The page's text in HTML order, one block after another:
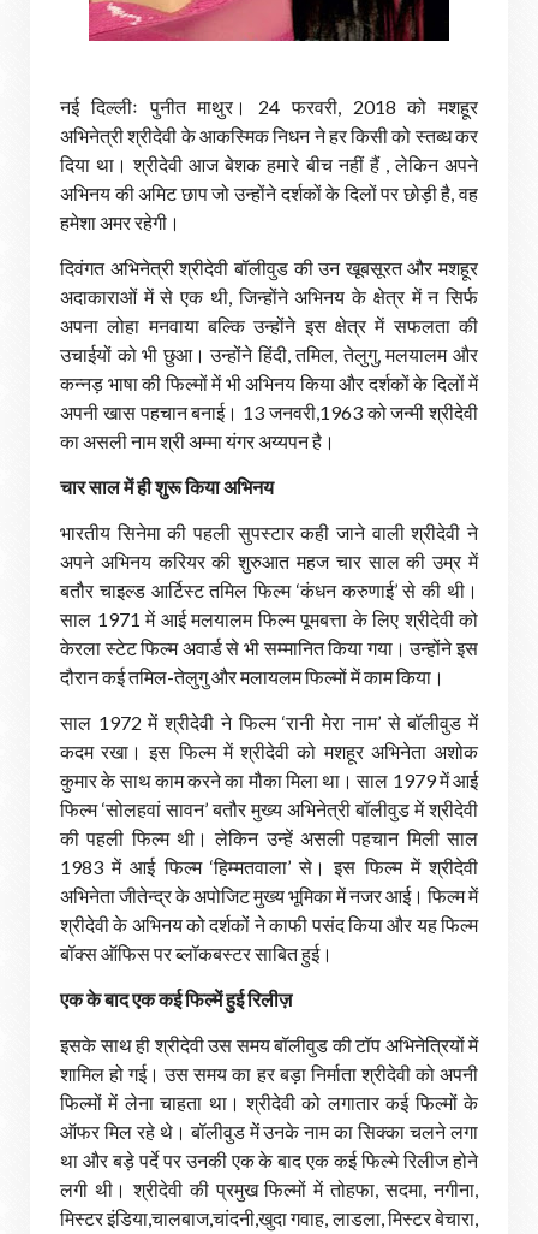
नई दिल्लीः पुनीत माथुर। 24 फरवरी, 2018 को मशहूर
अभिनेत्री श्रीदेवी के आकस्मिक निधन ने हर किसी को स्तब्ध कर
दिया था। श्रीदेवी आज बेशक हमारे बीच नहीं हैं , लेकिन अपने
अभिनय की अमिट छाप जो उन्होंने दर्शकों के दिलों पर छोड़ी है, वह
हमेशा अमर रहेगी।
दिवंगत अभिनेत्री श्रीदेवी बॉलीवुड की उन खूबसूरत और मशहूर
अदाकाराओं में से एक थी, जिन्होंने अभिनय के क्षेत्र में न सिर्फ
अपना लोहा मनवाया बल्कि उन्होंने इस क्षेत्र में सफलता की
उचाईयों को भी छुआ। उन्होंने हिंदी, तमिल, तेलुगु, मलयालम और
कन्नड़ भाषा की फिल्मों में भी अभिनय किया और दर्शकों के दिलों में
अपनी खास पहचान बनाई। 13 जनवरी,1963 को जन्मी श्रीदेवी
का असली नाम श्री अम्मा यंगर अय्यपन है।
चार साल में ही शुरू किया अभिनय
भारतीय सिनेमा की पहली सुपस्टार कही जाने वाली श्रीदेवी ने
अपने अभिनय करियर की शुरुआत महज चार साल की उम्र में
बतौर चाइल्ड आर्टिस्ट तमिल फिल्म ‘कंधन करुणाई’ से की थी।
साल 1971 में आई मलयालम फिल्म पूमबत्ता के लिए श्रीदेवी को
केरला स्टेट फिल्म अवार्ड से भी सम्मानित किया गया। उन्होंने इस
दौरान कई तमिल-तेलुगु और मलायलम फिल्मों में काम किया।
साल 1972 में श्रीदेवी ने फिल्म ‘रानी मेरा नाम’ से बॉलीवुड में
कदम रखा। इस फिल्म में श्रीदेवी को मशहूर अभिनेता अशोक
कुमार के साथ काम करने का मौका मिला था। साल 1979 में आई
फिल्म ‘सोलहवां सावन’ बतौर मुख्य अभिनेत्री बॉलीवुड में श्रीदेवी
की पहली फिल्म थी। लेकिन उन्हें असली पहचान मिली साल
1983 में आई फिल्म ‘हिम्मतवाला’ से। इस फिल्म में श्रीदेवी
अभिनेता जीतेन्द्र के अपोजिट मुख्य भूमिका में नजर आई। फिल्म में
श्रीदेवी के अभिनय को दर्शकों ने काफी पसंद किया और यह फिल्म
बॉक्स ऑफिस पर ब्लॉकबस्टर साबित हुई।
एक के बाद एक कई फिल्में हुई रिलीज़
इसके साथ ही श्रीदेवी उस समय बॉलीवुड की टॉप अभिनेत्रियों में
शामिल हो गई। उस समय का हर बड़ा निर्माता श्रीदेवी को अपनी
फिल्मों में लेना चाहता था। श्रीदेवी को लगातार कई फिल्मों के
ऑफर मिल रहे थे। बॉलीवुड में उनके नाम का सिक्का चलने लगा
था और बड़े पर्दे पर उनकी एक के बाद एक कई फिल्मे रिलीज होने
लगी थी। श्रीदेवी की प्रमुख फिल्मों में तोहफा, सदमा, नगीना,
मिस्टर इंडिया,चालबाज,चांदनी,खुदा गवाह, लाडला, मिस्टर बेचारा,